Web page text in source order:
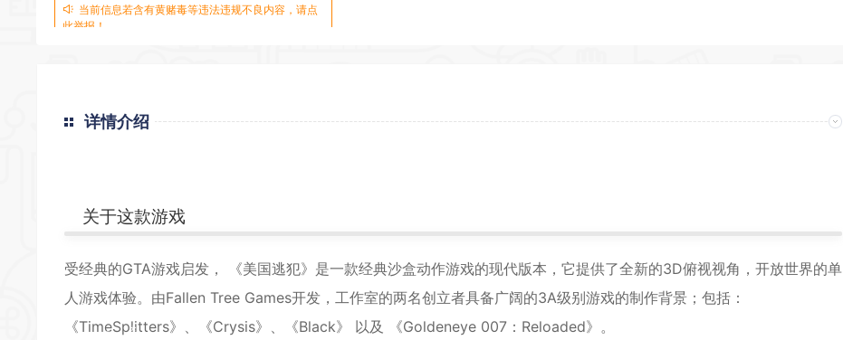
当前信息若含有黄赌毒等违法违规不良内容，请点
此举报！
详情介绍
关于这款游戏
受经典的GTA游戏启发， 《美国逃犯》是一款经典沙盒动作游戏的现代版本，它提供了全新的3D俯视视角，开放世界的单
人游戏体验。由Fallen Tree Games开发，工作室的两名创立者具备广阔的3A级别游戏的制作背景；包括：
《TimeSplitters》、《Crysis》、《Black》 以及 《Goldeneye 007：Reloaded》。
*
*
*
*